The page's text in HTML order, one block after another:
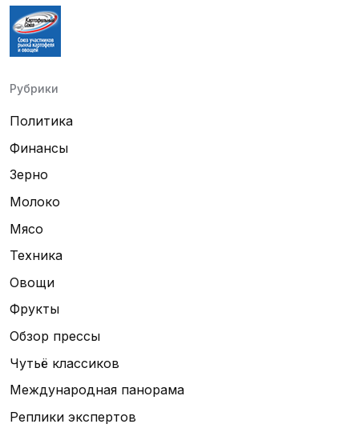
Рубрики
Политика
Финансы
Зерно
Молоко
Мясо
Техника
Овощи
Фрукты
Обзор прессы
Чутьё классиков
Международная панорама
Реплики экспертов